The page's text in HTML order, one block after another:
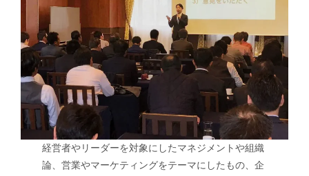
経営者やリーダーを対象にしたマネジメントや組織
論、営業やマーケティングをテーマにしたもの、企